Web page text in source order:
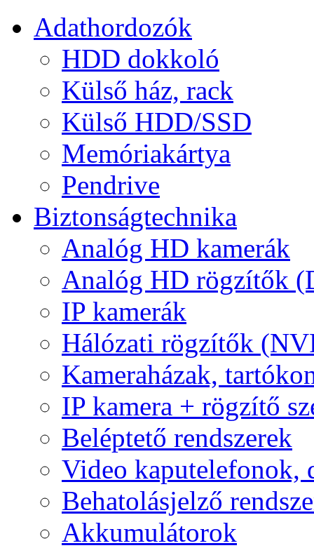
Adathordozók
HDD dokkoló
Külső ház, rack
Külső HDD/SSD
Memóriakártya
Pendrive
Biztonságtechnika
Analóg HD kamerák
Analóg HD rögzítők
IP kamerák
Hálózati rögzítők
Kameraházak,
IP kamera + rögzítő
Beléptető rendszerek
Video kaputelefonok,
Behatolásjelző
Akkumulátorok